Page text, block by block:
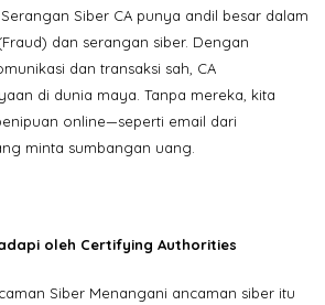
Siber CA punya andil besar dalam
dan serangan siber. Dengan
dan transaksi sah, CA
di dunia maya. Tanpa mereka, kita
online—seperti email dari
minta sumbangan uang.
oleh Certifying Authorities
Siber Menangani ancaman siber itu